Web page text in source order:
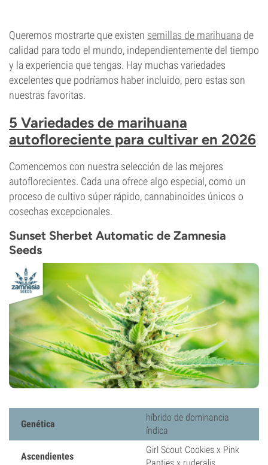
Queremos mostrarte que existen semillas de marihuana de
calidad para todo el mundo, independientemente del tiempo
y la experiencia que tengas. Hay muchas variedades
excelentes que podríamos haber incluido, pero estas son
nuestras favoritas.
5 Variedades de marihuana
autofloreciente para cultivar en 2026
Comencemos con nuestra selección de las mejores
autoflorecientes. Cada una ofrece algo especial, como un
proceso de cultivo súper rápido, cannabinoides únicos o
cosechas excepcionales.
Sunset Sherbet Automatic de Zamnesia
Seeds
Genética
híbrido de dominancia
índica
Ascendientes
Girl Scout Cookies x Pink